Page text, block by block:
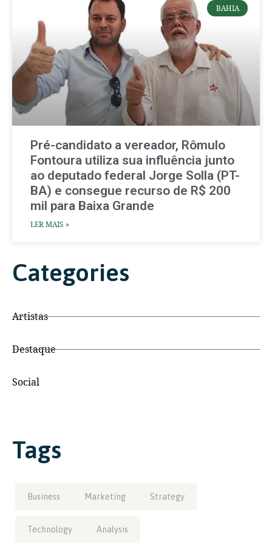
BAHIA
Pré-candidato a vereador, Rômulo
Fontoura utiliza sua influência junto
ao deputado federal Jorge Solla (PT-
BA) e consegue recurso de R$ 200
mil para Baixa Grande
LER MAIS »
Categories
Artistas
Destaque
Social
Tags
Business Marketing Strategy
Technology Analysis